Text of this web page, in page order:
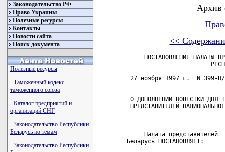
Законодательство РФ
Право Украины
Полезные ресурсы
Контакты
Новости сайта
Поиск документа
Полезные ресурсы
- Таможенный кодекс
таможенного союза
- Каталог предприятий и
организаций СНГ
- Законодательство Республики
Беларусь по темам
- Законодательство Республики
Архив
<<
ПОСТАНОВЛЕНИЕ ПАЛАТЫ
27 ноября 1997 г.  N
О ДОПОЛНЕНИИ ПОВЕСТКИ ДНЯ
ПРЕДСТАВИТЕЛЕЙ
===
Палата представителей
Беларусь ПОСТАНОВЛЯЕТ: